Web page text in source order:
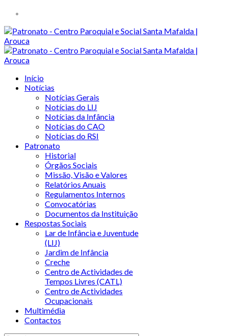
Início
Notícias
Notícias Gerais
Notícias do LIJ
Notícias da Infância
Notícias do CAO
Notícias do RSI
Patronato
Historial
Órgãos Sociais
Missão, Visão e Valores
Relatórios Anuais
Regulamentos Internos
Convocatórias
Documentos da Instituição
Respostas Sociais
Lar de Infância e Juventude
(LIJ)
Jardim de Infância
Creche
Centro de Actividades de
Tempos Livres (CATL)
Centro de Actividades
Ocupacionais
Multimédia
Contactos